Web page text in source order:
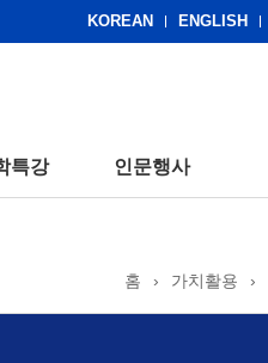
KOREAN ENGLISH
특강 인문행사
홈 › 가치활용 ›